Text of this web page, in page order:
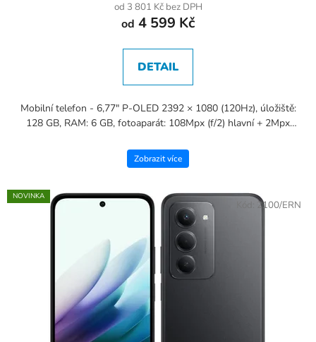
od 3 801 Kč bez DPH
od 4 599 Kč
DETAIL
Mobilní telefon - 6,77" P-OLED 2392 × 1080 (120Hz), úložiště:
128 GB, RAM: 6 GB, fotoaparát: 108Mpx (f/2) hlavní + 2Mpx
Zobrazit více
NOVINKA
2100/ERN